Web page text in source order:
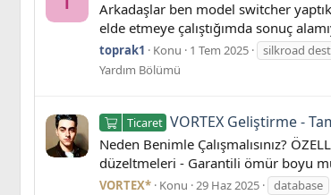
Arkadaşlar ben model switcher
elde etmeye çalıştığımda sonuç
toprak1 Konu 1 Tem 2025 silkroad
Yardım Bölümü
Ticaret VORTEX Geliştirme -
Neden Benimle Çalışmalısınız?
düzeltmeleri - Garantili ömür boyu
VORTEX* Konu 29 Haz 2025 database